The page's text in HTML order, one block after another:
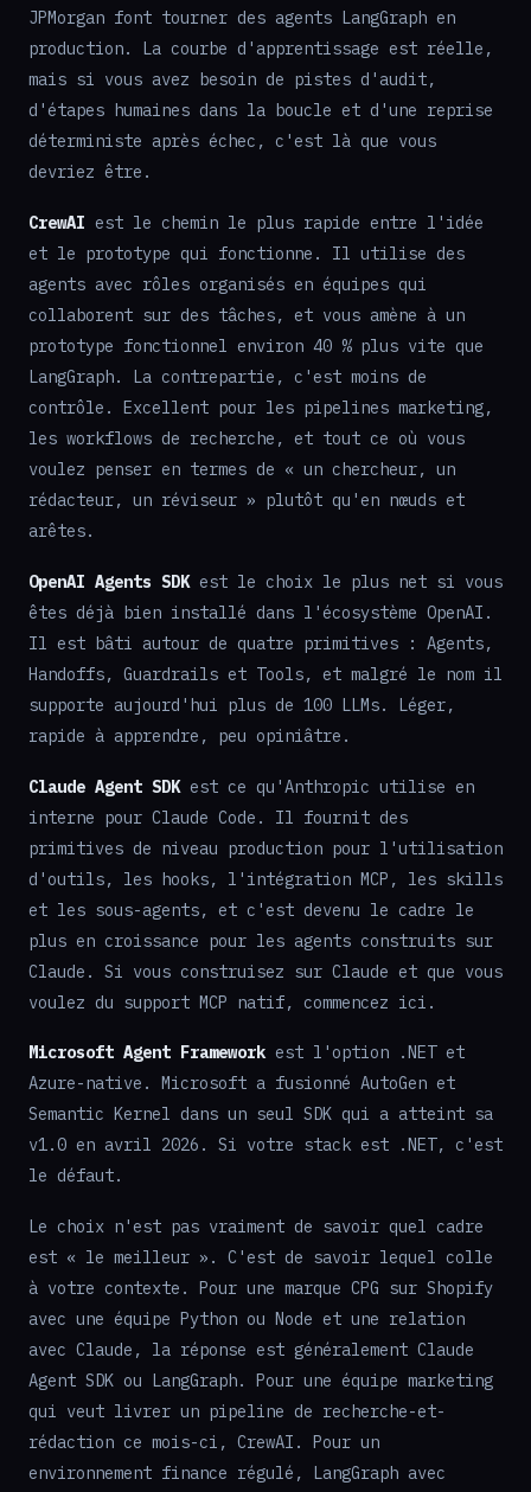
JPMorgan font tourner des agents LangGraph en
production. La courbe d'apprentissage est réelle,
mais si vous avez besoin de pistes d'audit,
d'étapes humaines dans la boucle et d'une reprise
déterministe après échec, c'est là que vous
devriez être.
CrewAI est le chemin le plus rapide entre l'idée
et le prototype qui fonctionne. Il utilise des
agents avec rôles organisés en équipes qui
collaborent sur des tâches, et vous amène à un
prototype fonctionnel environ 40 % plus vite que
LangGraph. La contrepartie, c'est moins de
contrôle. Excellent pour les pipelines marketing,
les workflows de recherche, et tout ce où vous
voulez penser en termes de « un chercheur, un
rédacteur, un réviseur » plutôt qu'en nœuds et
arêtes.
OpenAI Agents SDKest le choix le plus net si vous
êtes déjà bien installé dans l'écosystème OpenAI.
Il est bâti autour de quatre primitives : Agents,
Handoffs, Guardrails et Tools, et malgré le nom il
supporte aujourd'hui plus de 100 LLMs. Léger,
rapide à apprendre, peu opiniâtre.
Claude Agent SDKest ce qu'Anthropic utilise en
interne pour Claude Code. Il fournit des
primitives de niveau production pour l'utilisation
d'outils, les hooks, l'intégration MCP, les skills
et les sous-agents, et c'est devenu le cadre le
plus en croissance pour les agents construits sur
Claude. Si vous construisez sur Claude et que vous
voulez du support MCP natif, commencez ici.
Microsoft Agent Frameworkest l'option .NET et
Azure-native. Microsoft a fusionné AutoGen et
Semantic Kernel dans un seul SDK qui a atteint sa
v1.0 en avril 2026. Si votre stack est .NET, c'est
le défaut.
Le choix n'est pas vraiment de savoir quel cadre
est « le meilleur ». C'est de savoir lequel colle
à votre contexte. Pour une marque CPG sur Shopify
avec une équipe Python ou Node et une relation
avec Claude, la réponse est généralement Claude
Agent SDK ou LangGraph. Pour une équipe marketing
qui veut livrer un pipeline de recherche-et-
rédaction ce mois-ci, CrewAI. Pour un
environnement finance régulé, LangGraph avec